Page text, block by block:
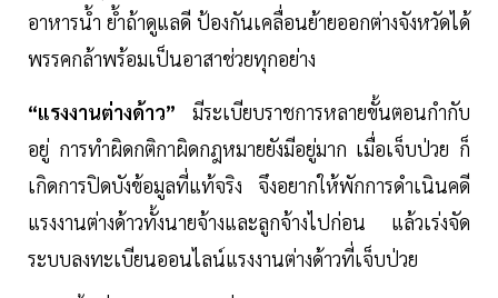
อาหารน้ำ ย้ำถ้าดูแลดี ป้องกันเคลื่อนย้ายออกต่างจังหวัดได้
พรรคกล้าพร้อมเป็นอาสาช่วยทุกอย่าง
“แรงงานต่างด้าว” มีระเบียบราชการหลายขั้นตอนกำกับ
อยู่ การทำผิดกติกาผิดกฎหมายยังมีอยู่มาก เมื่อเจ็บป่วย ก็
เกิดการปิดบังข้อมูลที่แท้จริง จึงอยากให้พักการดำเนินคดี
แรงงานต่างด้าวทั้งนายจ้างและลูกจ้างไปก่อน แล้วเร่งจัด
ระบบลงทะเบียนออนไลน์แรงงานต่างด้าวที่เจ็บป่วย